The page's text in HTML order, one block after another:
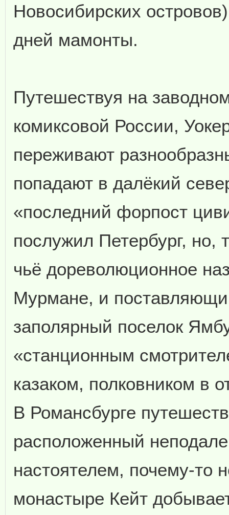
Новосибирских
дней мамонты.
Путешествуя на
комиксовой России,
переживают
попадают в далёкий
«последний форпост
послужил Петербург,
чьё дореволюционное
Мурмане, и
заполярный поселок
«станционным
казаком, полковником в
В Романсбурге
расположенный
настоятелем, почему-то
монастыре Кейт